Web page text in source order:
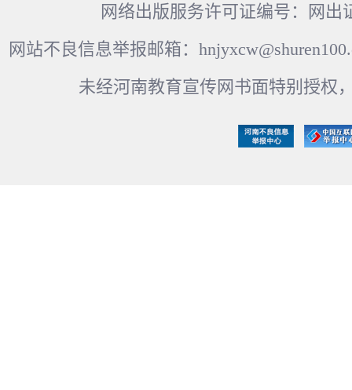
网络出版服务许可证编号：网出
网站不良信息举报邮箱：
未经河南教育宣传网书面特别授权